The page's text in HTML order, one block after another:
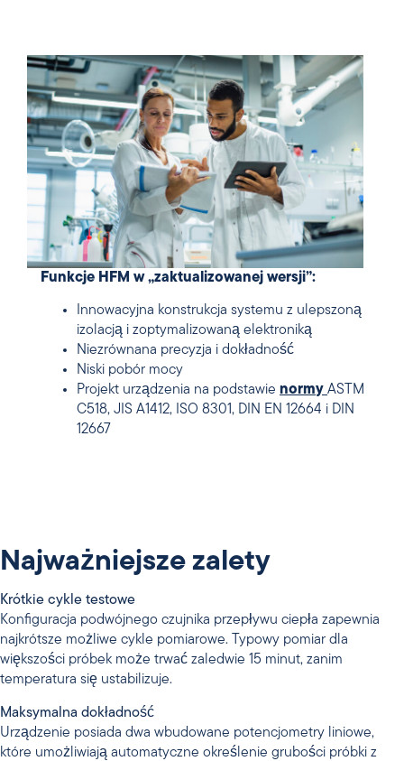
Funkcje HFM w „zaktualizowanej wersji”:
Innowacyjna konstrukcja systemu z ulepszoną
izolacją i zoptymalizowaną elektroniką
Niezrównana precyzja i dokładność
Niski pobór mocy
Projekt urządzenia na podstawie normy ASTM
C518, JIS A1412, ISO 8301, DIN EN 12664 i DIN
12667
Najważniejsze zalety
Krótkie cykle testowe
Konfiguracja podwójnego czujnika przepływu ciepła zapewnia
najkrótsze możliwe cykle pomiarowe. Typowy pomiar dla
większości próbek może trwać zaledwie 15 minut, zanim
temperatura się ustabilizuje.
Maksymalna dokładność
Urządzenie posiada dwa wbudowane potencjometry liniowe,
które umożliwiają automatyczne określenie grubości próbki z